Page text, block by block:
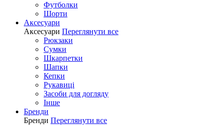
Футболки
Шорти
Аксесуари
Аксесуари Переглянути все
Рюкзаки
Сумки
Шкарпетки
Шапки
Кепки
Рукавиці
Засоби для догляду
Інше
Бренди
Бренди Переглянути все